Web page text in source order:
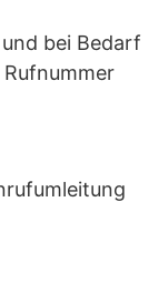
bei Bedarf